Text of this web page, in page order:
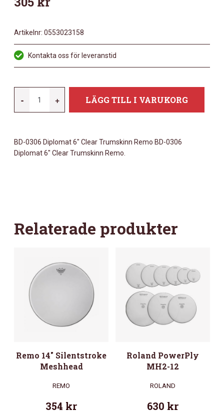
Artikelnr: 0553023158
Kontakta oss för leveranstid
-
MÄNGD
+ LÄGG TILL I VARUKORG
BD-0306 Diplomat 6″ Clear Trumskinn Remo BD-0306
Diplomat 6″ Clear Trumskinn Remo.
Relaterade produkter
Remo 14″ Silentstroke
Meshhead
REMO
354 kr
Roland PowerPly
MH2-12
ROLAND
630 kr